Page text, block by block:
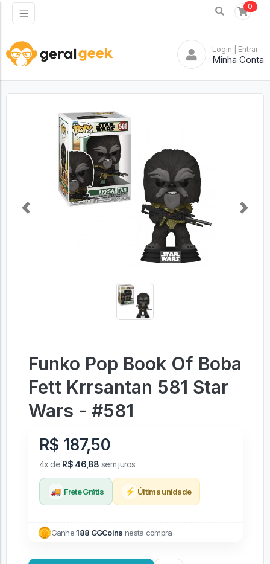
0
Login | Entrar
Minha Conta
Previous Next
Funko Pop Book Of Boba
Fett Krrsantan 581 Star
Wars - #581
R$ 187,50
4x de R$ 46,88 sem juros
🚚 Frete Grátis ⚡ Última unidade
Ganhe188 GGCoins nesta compra